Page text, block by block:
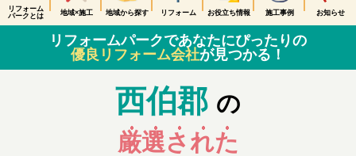
リフォーム
パークとは
地域×施工 地域から探す リフォーム お役立ち情報 施工事例 お知らせ
リフォームパークであなたにぴったりの
優良リフォーム会社が見つかる！
西伯郡 の
厳選された